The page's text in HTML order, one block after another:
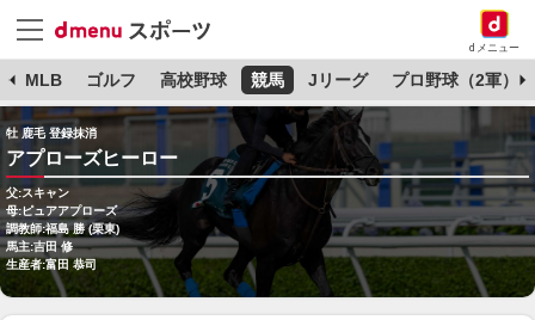
dメニュー
MLB ゴルフ 高校野球 競馬 Jリーグ プロ野球（2軍）
牡 鹿毛 登録抹消
アプローズヒーロー
父:スキャン
母:ピュアアプローズ
調教師:福島 勝 (栗東)
馬主:吉田 修
生産者:富田 恭司